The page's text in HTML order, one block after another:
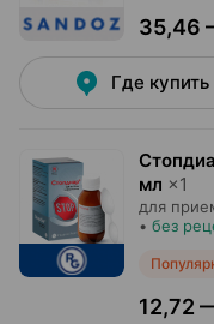
35,46
Где купить
мл ×1
для
• без
12,72